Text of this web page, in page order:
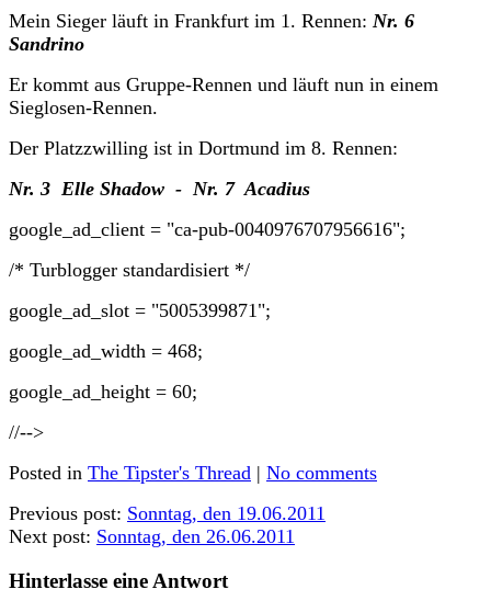
Mein Sieger läuft in Frankfurt im 1. Rennen: Nr. 6
Sandrino
Er kommt aus Gruppe-Rennen und läuft nun in einem
Sieglosen-Rennen.
Der Platzzwilling ist in Dortmund im 8. Rennen:
Nr. 3 Elle Shadow - Nr. 7 Acadius
google_ad_client = "ca-pub-0040976707956616";
/* Turblogger standardisiert */
google_ad_slot = "5005399871";
google_ad_width = 468;
google_ad_height = 60;
//-->
Posted in The Tipster's Thread | No comments
Previous post: Sonntag, den 19.06.2011
Next post: Sonntag, den 26.06.2011
Hinterlasse eine Antwort